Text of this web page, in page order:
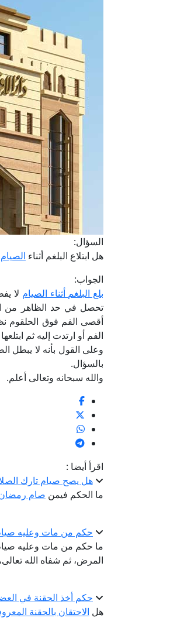
السؤال:
هل ابتلاع البلغم أثناء الصيام
الجواب:
بلع البلغم أثناء الصيام لا
تحصل في حد الظاهر من
أقصى الفم فوق الحلقوم
الفم أو ارتدت إليه ثم
وعلى القول بأنه لا يبطل
بالسؤال.
والله سبحانه وتعالى أعلم.
اقرأ أيضا :
هل يصح صيام تارك
ما الحكم فيمن صام رمضان
حكم من مات وعليه
ما حكم من مات وعليه
المرض، ثم شفاه الله
حكم أخذ الحقنة في
هل الاحتقان بالحقنة